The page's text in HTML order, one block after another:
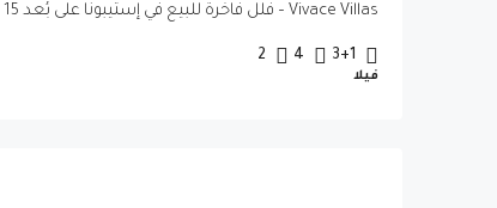
Vivace Villas – فلل فاخرة للبيع في إستيبونا على بُعد 15 دقيقة...
3+1
4
2
فيلا